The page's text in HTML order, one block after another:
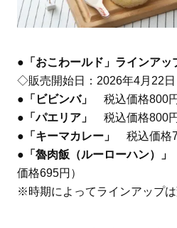
●「おこわールド」ラインア
◇販売開始日：2026年4月22日
● 「ビビンバ」
税込価格800
● 「パエリア」
税込価格800
● 「キーマカレー」
税込価格
● 「魯肉飯（ルーローハン）」
価格695円）
※時期によってラインアップ